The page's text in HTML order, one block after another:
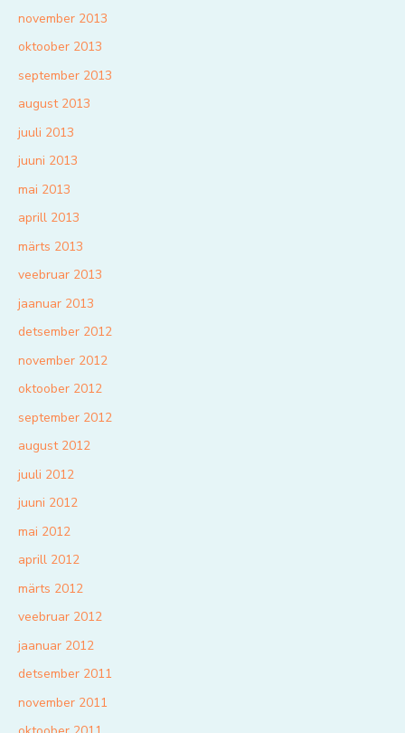
november 2013
oktoober 2013
september 2013
august 2013
juuli 2013
juuni 2013
mai 2013
aprill 2013
märts 2013
veebruar 2013
jaanuar 2013
detsember 2012
november 2012
oktoober 2012
september 2012
august 2012
juuli 2012
juuni 2012
mai 2012
aprill 2012
märts 2012
veebruar 2012
jaanuar 2012
detsember 2011
november 2011